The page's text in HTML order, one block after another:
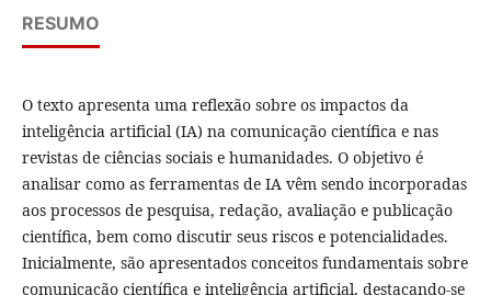
RESUMO
O texto apresenta uma reflexão sobre os impactos da
inteligência artificial (IA) na comunicação científica e nas
revistas de ciências sociais e humanidades. O objetivo é
analisar como as ferramentas de IA vêm sendo incorporadas
aos processos de pesquisa, redação, avaliação e publicação
científica, bem como discutir seus riscos e potencialidades.
Inicialmente, são apresentados conceitos fundamentais sobre
comunicação científica e inteligência artificial, destacando-se